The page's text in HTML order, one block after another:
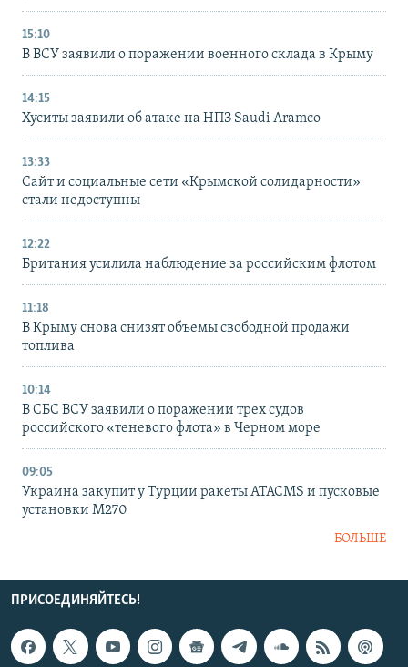
15:10
В ВСУ заявили о поражении военного склада в Крыму
14:15
Хуситы заявили об атаке на НПЗ Saudi Aramco
13:33
Сайт и социальные сети «Крымской солидарности»
стали недоступны
12:22
Британия усилила наблюдение за российским флотом
11:18
В Крыму снова снизят объемы свободной продажи
топлива
10:14
В СБС ВСУ заявили о поражении трех судов
российского «теневого флота» в Черном море
09:05
Украина закупит у Турции ракеты ATACMS и пусковые
установки M270
БОЛЬШЕ
ПРИСОЕДИНЯЙТЕСЬ!